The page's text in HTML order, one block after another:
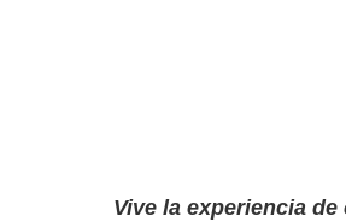
Vive la experiencia